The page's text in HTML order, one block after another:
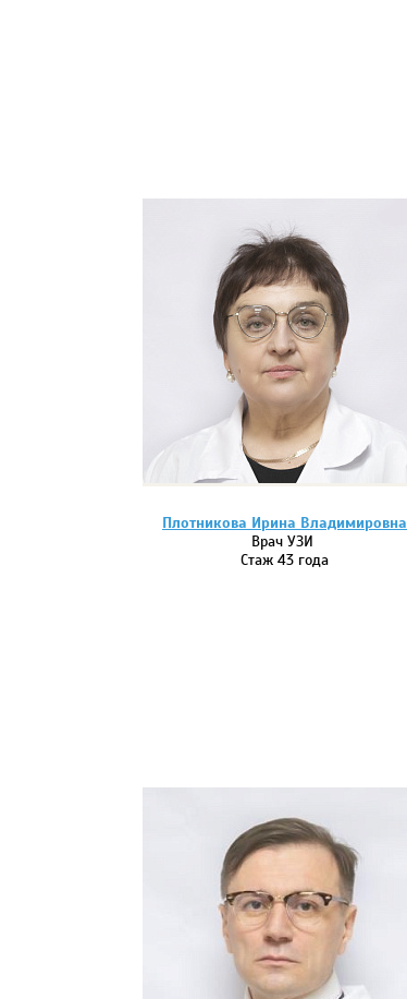
Плотникова Ирина Владимировна
Врач УЗИ
Стаж 43 года